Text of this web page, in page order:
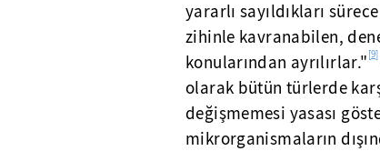
yararlı sayıldıkları
zihinle kavranabilen,
konularından ayrılırlar." [9]
olarak bütün türlerde
değişmemesi yasası
mikrorganismaların